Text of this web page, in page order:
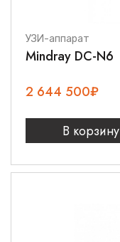
УЗИ-аппарат
Mindray DC-N6
2 644 500₽
В корзину